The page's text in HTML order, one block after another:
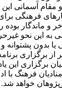
و مقام آسمانی
فرهنگی
و ماندگار بوده
به این نحو
یا بدون
از برگزاری
برگزاری این
فرهنگ با
خواهد شد.